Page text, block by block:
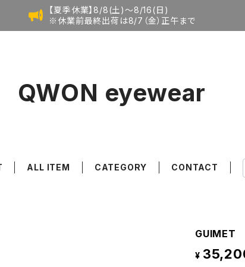
【夏季休業】8/8(土)〜8/16(日)
※休業前最終出荷は8/7（金）正午まで
QWON eyewear
ALL ITEM CATEGORY CONTACT
GUIMET
¥